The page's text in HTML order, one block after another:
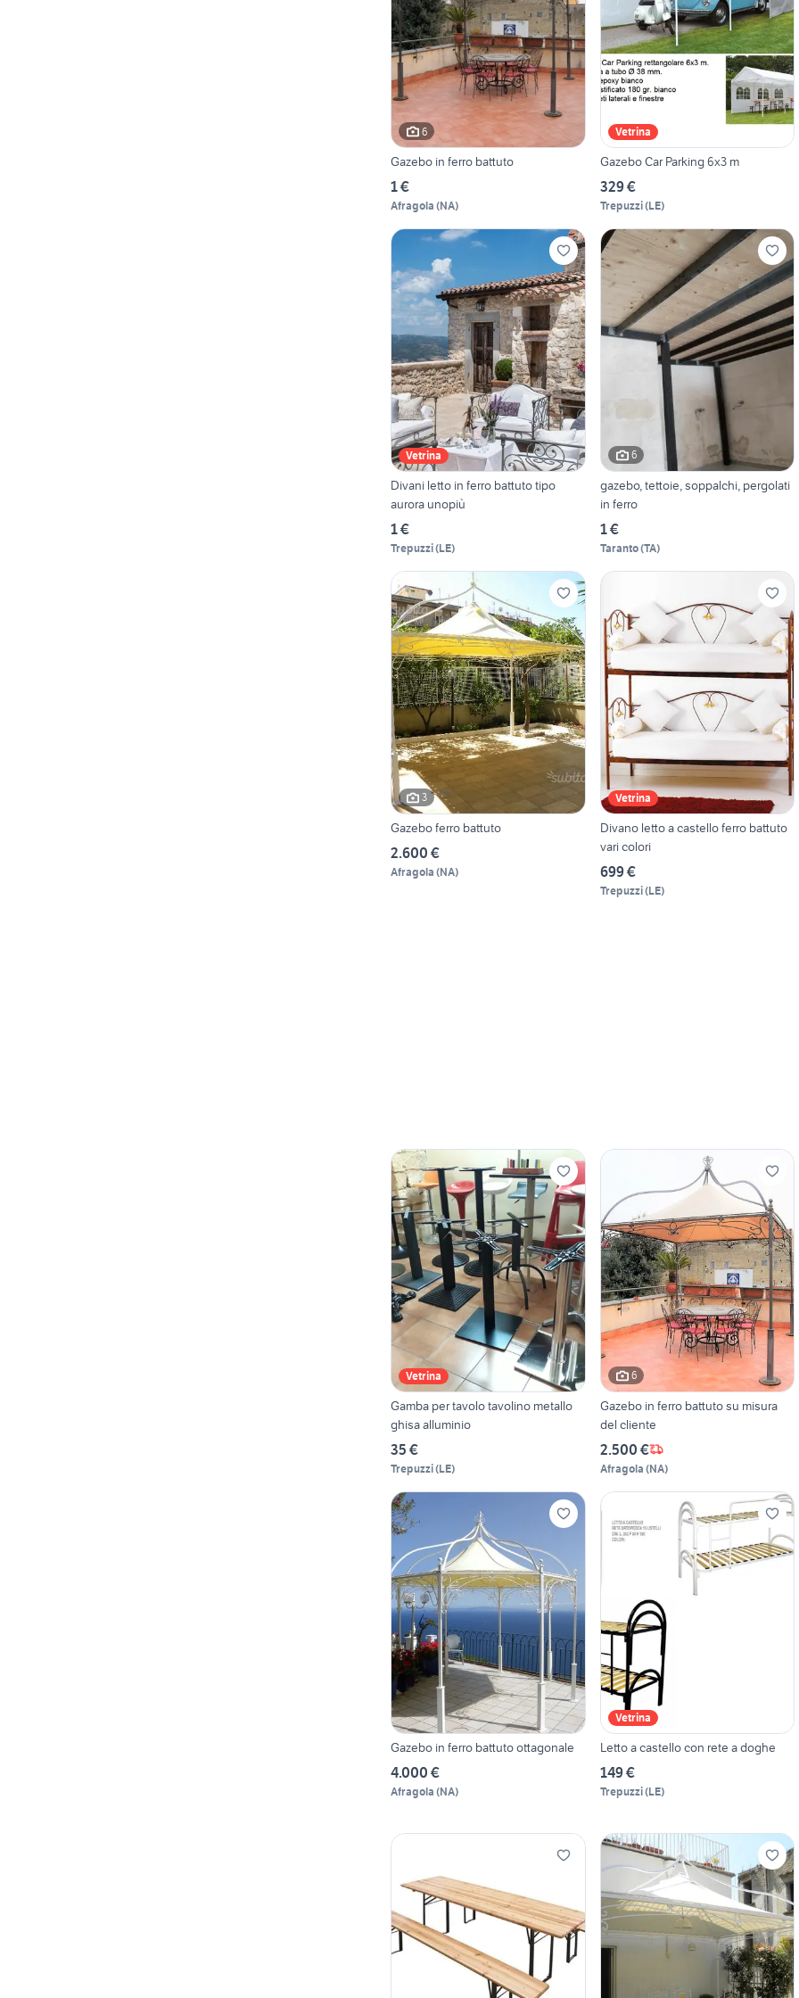
6
Gazebo in ferro battuto
1 €
Afragola (NA)
Vetrina
Gazebo Car Parking 6x3 m
329 €
Trepuzzi(LE)
Vetrina
Divani letto in ferro battuto tipo
aurora unopiù
1 €
Trepuzzi(LE)
6
gazebo, tettoie, soppalchi, pergolati
in ferro
1 €
Taranto(TA)
3
Gazebo ferro battuto
2.600 €
Afragola (NA)
Vetrina
Divano letto a castello ferro battuto
vari colori
699 €
Trepuzzi(LE)
Vetrina
Gamba per tavolo tavolino metallo
ghisa alluminio
35 €
Trepuzzi(LE)
6
Gazebo in ferro battuto su misura
del cliente
2.500 €
Afragola (NA)
Gazebo in ferro battuto ottagonale
4.000 €
Afragola (NA)
Vetrina
Letto a castello con rete a doghe
149 €
Trepuzzi(LE)